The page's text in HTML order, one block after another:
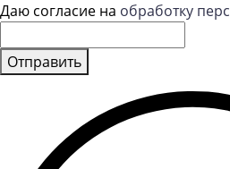
Даю согласие на обработку
Отправить